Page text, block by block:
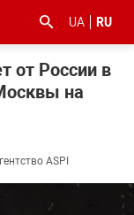
UA RU
от России в
на
ASPI